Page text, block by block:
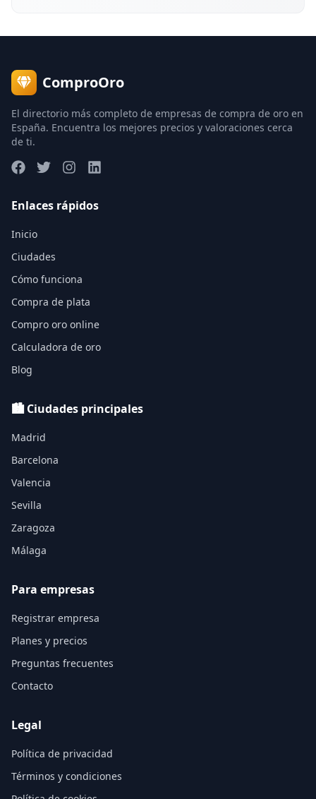
ComproOro
El directorio más completo de empresas de compra de oro en
España. Encuentra los mejores precios y valoraciones cerca
de ti.
Enlaces rápidos
Inicio
Ciudades
Cómo funciona
Compra de plata
Compro oro online
Calculadora de oro
Blog
🏙️ Ciudades principales
Madrid
Barcelona
Valencia
Sevilla
Zaragoza
Málaga
Para empresas
Registrar empresa
Planes y precios
Preguntas frecuentes
Contacto
Legal
Política de privacidad
Términos y condiciones